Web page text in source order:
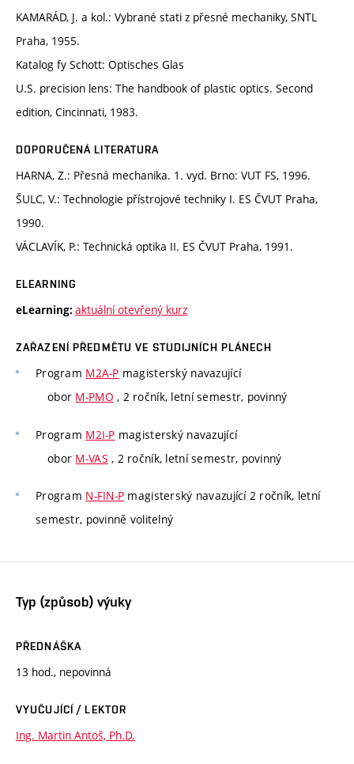
KAMARÁD, J. a kol.: Vybrané stati z přesné mechaniky, SNTL
Praha, 1955.
Katalog fy Schott: Optisches Glas
U.S. precision lens: The handbook of plastic optics. Second
edition, Cincinnati, 1983.
DOPORUČENÁ LITERATURA
HARNA, Z.: Přesná mechanika. 1. vyd. Brno: VUT FS, 1996.
ŠULC, V.: Technologie přístrojové techniky I. ES ČVUT Praha,
1990.
VÁCLAVÍK, P.: Technická optika II. ES ČVUT Praha, 1991.
ELEARNING
eLearning: aktuální otevřený kurz
ZAŘAZENÍ PŘEDMĚTU VE STUDIJNÍCH PLÁNECH
Program M2A-P magisterský navazující
obor M-PMO , 2 ročník, letní semestr, povinný
Program M2I-P magisterský navazující
obor M-VAS , 2 ročník, letní semestr, povinný
Program N-FIN-P magisterský navazující 2 ročník, letní
semestr, povinně volitelný
Typ (způsob) výuky
PŘEDNÁŠKA
13 hod., nepovinná
VYUČUJÍCÍ / LEKTOR
Ing. Martin Antoš, Ph.D.